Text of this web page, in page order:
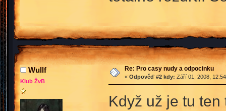
Wullf
Klub ŽvB
Re: Pro casy nudy a odpocinku
« Odpověď #2 kdy: Září 01, 2008,
Když už je tu